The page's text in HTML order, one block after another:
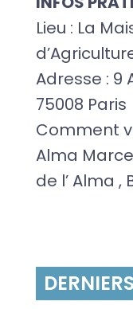
Lieu : La
Adresse : 9
75008 Paris
Comment
Alma
de l’ Alma ,